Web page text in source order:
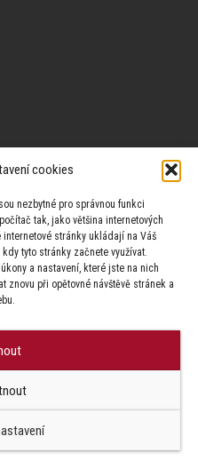
cookies
nezbytné pro správnou funkci
tak, jako většina internetových
stránky ukládají na Váš
tyto stránky začnete využívat.
a nastavení, které jste na nich
znovu při opětovné návštěvě stránek a
3
jednotliví autoři.